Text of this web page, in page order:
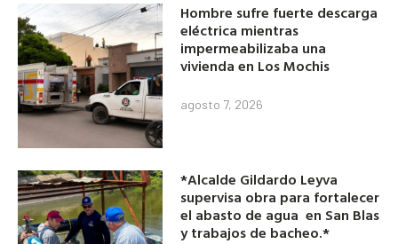
Hombre sufre fuerte descarga
eléctrica mientras
impermeabilizaba una
vivienda en Los Mochis
agosto 7, 2026
*Alcalde Gildardo Leyva
supervisa obra para fortalecer
el abasto de agua en San Blas
y trabajos de bacheo.*